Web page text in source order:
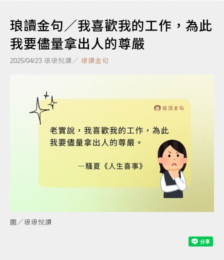
琅讀金句／我喜歡我的工作，為此
我要儘量拿出人的尊嚴
2025/04/23 琅琅悅讀／ 琅讀金句
圖／琅琅悅讀